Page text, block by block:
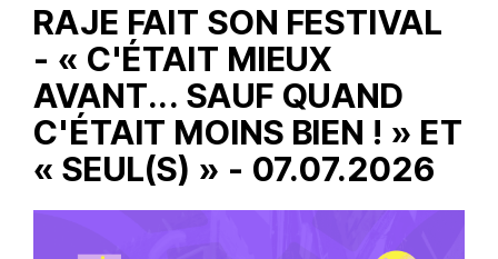
RAJE FAIT SON FESTIVAL
- « C'ÉTAIT MIEUX
AVANT... SAUF QUAND
C'ÉTAIT MOINS BIEN ! » ET
« SEUL(S) » - 07.07.2026